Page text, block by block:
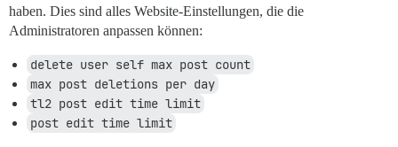
haben. Dies sind alles Website-Einstellungen, die die
Administratoren anpassen können:
delete user self max post count
max post deletions per day
tl2 post edit time limit
post edit time limit